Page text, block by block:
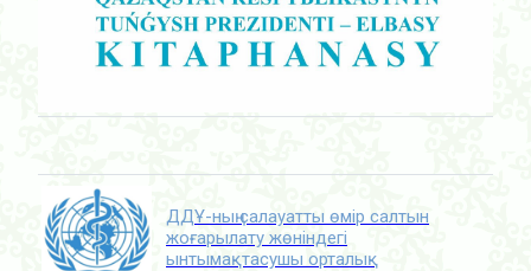
ДДҰ-ның салауатты өмір салтын
жоғарылату жөніндегі
ынтымақтасушы орталық